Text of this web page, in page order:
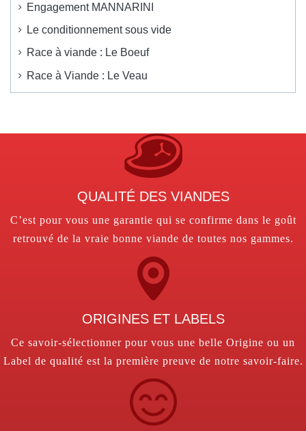
Engagement MANNARINI
Le conditionnement sous vide
Race à viande : Le Boeuf
Race à Viande : Le Veau
QUALITÉ DES VIANDES
C’est pour vous une garantie qui se confirme dans le goût
retrouvé de la vraie bonne viande de toutes nos gammes.
ORIGINES ET LABELS
Ce savoir-sélectionner pour vous une belle Origine ou un
Label de qualité est la première preuve de notre savoir-faire.